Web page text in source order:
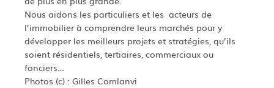
Nous aidons les particuliers et les acteurs de
l’immobilier à comprendre leurs marchés pour y
développer les meilleurs projets et stratégies, qu’ils
soient résidentiels, tertiaires, commerciaux ou
fonciers…
Photos (c) : Gilles Comlanvi